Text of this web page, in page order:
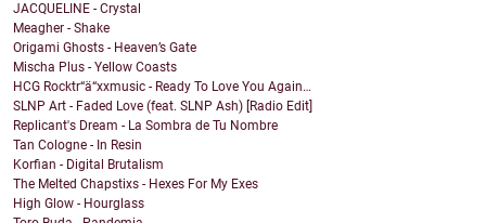
JACQUELINE - Crystal
Meagher - Shake
Origami Ghosts - Heaven’s Gate
Mischa Plus - Yellow Coasts
HCG Rocktr“ä“xxmusic - Ready To Love You Again…
SLNP Art - Faded Love (feat. SLNP Ash) [Radio Edit]
Replicant's Dream - La Sombra de Tu Nombre
Tan Cologne - In Resin
Korfian - Digital Brutalism
The Melted Chapstixs - Hexes For My Exes
High Glow - Hourglass